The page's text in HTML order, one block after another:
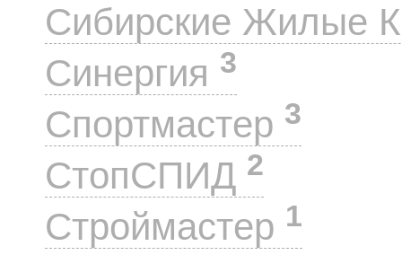
Сибирские Жилые
Синергия 3
Спортмастер 3
СтопСПИД 2
Строймастер 1